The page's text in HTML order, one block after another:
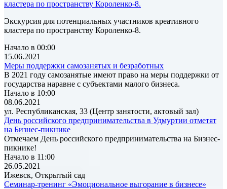
кластера по пространству Короленко-8.
Экскурсия для потенциальных участников креативного
кластера по пространству Короленко-8.
Начало в 00:00
15.06.2021
Меры поддержки самозанятых и безработных
В 2021 году самозанятые имеют право на меры поддержки от
государства наравне с субъектами малого бизнеса.
Начало в 10:00
08.06.2021
ул. Республиканская, 33 (Центр занятости, актовый зал)
День российского предпринимательства в Удмуртии отметят
на Бизнес-пикнике
Отмечаем День российского предпринимательства на Бизнес-
пикнике!
Начало в 11:00
26.05.2021
Ижевск, Открытый сад
Семинар-тренинг «Эмоциональное выгорание в бизнесе»